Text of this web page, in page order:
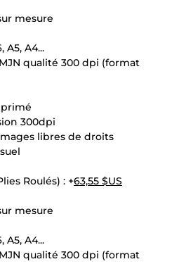
mesure
A4...
qualité 300 dpi (format
300dpi
libres de droits
Roulés) : +63,55 $US
mesure
A4...
qualité 300 dpi (format